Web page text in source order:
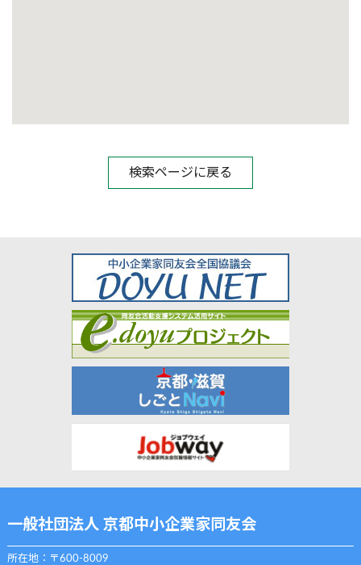
検索ページに戻る
一般社団法人 京都中小企業家同友会
所在地：〒600-8009